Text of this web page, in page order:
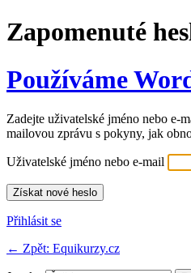
Zapomenuté
Používáme
Zadejte uživatelské jméno nebo e-
mailovou zprávu s pokyny, jak
Uživatelské jméno nebo e-mail
Přihlásit se
← Zpět: Equikurzy.cz